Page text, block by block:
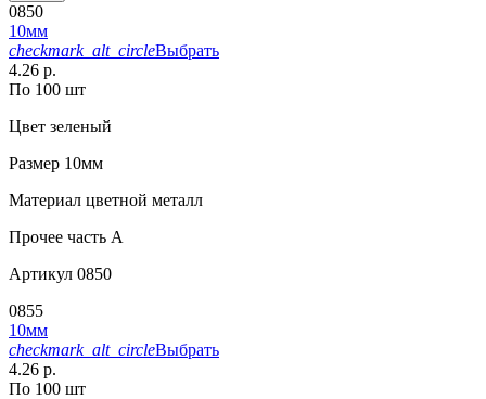
0850
10мм
checkmark_alt_circleВыбрать
4.26 р.
По 100 шт
Цвет зеленый
Размер 10мм
Материал цветной металл
Прочее часть A
Артикул 0850
0855
10мм
checkmark_alt_circleВыбрать
4.26 р.
По 100 шт